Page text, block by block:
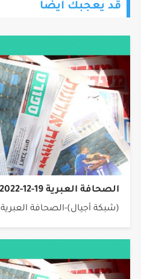
قد يعجبك أيضا
الصحافة العبرية 19-12-2022
(شبكة أجيال)-الصحافة العبرية 19-12-2022